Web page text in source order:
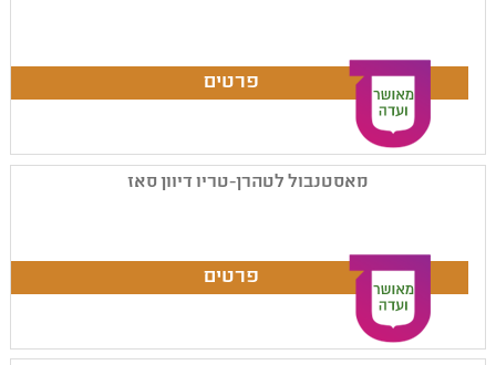
מאסטנבול לטהרן-טריו דיוון סאז